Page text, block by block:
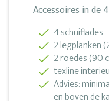
Accessoires in de
4 schuiflades
2 legplanken
2 roedes (90
texline
Advies:
en boven de